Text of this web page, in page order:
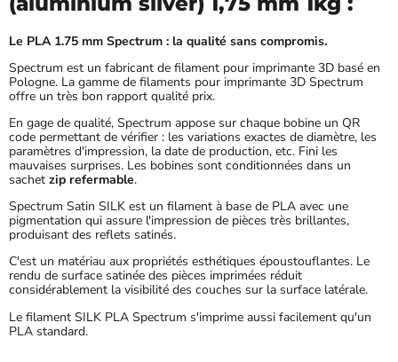
Le PLA 1.75 mm Spectrum : la qualité sans compromis.
Spectrum est un fabricant de filament pour imprimante 3D basé en
Pologne. La gamme de filaments pour imprimante 3D Spectrum
offre un très bon rapport qualité prix.
En gage de qualité, Spectrum appose sur chaque bobine un QR
code permettant de vérifier : les variations exactes de diamètre, les
paramètres d'impression, la date de production, etc. Fini les
mauvaises surprises. Les bobines sont conditionnées dans un
sachet zip refermable.
Spectrum Satin SILK est un filament à base de PLA avec une
pigmentation qui assure l'impression de pièces très brillantes,
produisant des reflets satinés.
C'est un matériau aux propriétés esthétiques époustouflantes. Le
rendu de surface satinée des pièces imprimées réduit
considérablement la visibilité des couches sur la surface latérale.
Le filament SILK PLA Spectrum s'imprime aussi facilement qu'un
PLA standard.